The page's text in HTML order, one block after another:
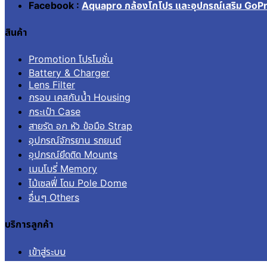
Facebook : Aquapro กล้องโกโปร และอุปกรณ์เสริม
สินค้า
Promotion โปรโมชั่น
Battery & Charger
Lens Filter
กรอบ เคสกันน้ำ Housing
กระเป๋า Case
สายรัด อก หัว ข้อมือ Strap
อุปกรณ์จักรยาน รถยนต์
อุปกรณ์ยึดติด Mounts
เมมโมรี่ Memory
ไม้เซลฟี่ โดม Pole Dome
อื่นๆ Others
บริการลูกค้า
เข้าสู่ระบบ